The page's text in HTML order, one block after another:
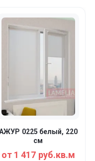
0225 белый, 220
см
от 1 417 руб.кв.м